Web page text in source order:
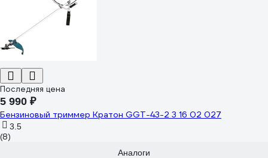
Последняя цена
5 990 ₽
Бензиновый триммер Кратон GGT-43-2 3 16 02 027
3.5
(8)
Аналоги